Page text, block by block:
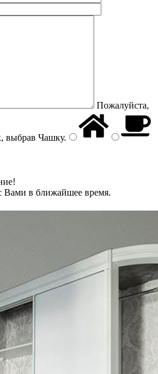
Пожалуйста,
выбрав Чашку.
Вами в ближайшее время.